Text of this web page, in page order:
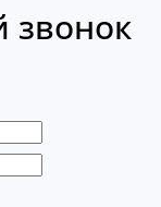
звонок